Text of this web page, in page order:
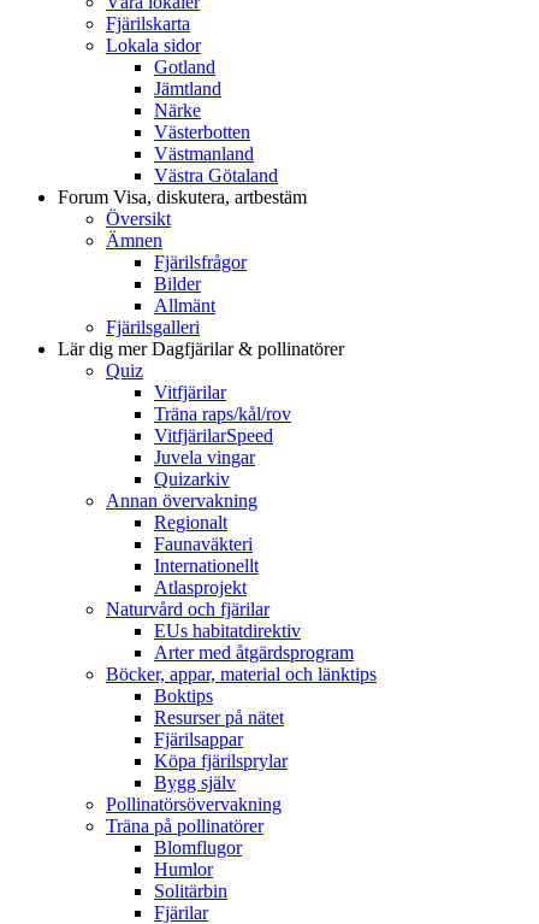
Fjärilskarta
Lokala sidor
Gotland
Jämtland
Närke
Västerbotten
Västmanland
Västra Götaland
Forum Visa, diskutera, artbestäm
Översikt
Ämnen
Fjärilsfrågor
Bilder
Allmänt
Fjärilsgalleri
Lär dig merDagfjärilar & pollinatörer
Quiz
Vitfjärilar
Träna raps/kål/rov
VitfjärilarSpeed
Juvela vingar
Quizarkiv
Annan övervakning
Regionalt
Faunaväkteri
Internationellt
Atlasprojekt
Naturvård och fjärilar
EUs habitatdirektiv
Arter med åtgärdsprogram
Böcker, appar, material och länktips
Boktips
Resurser på nätet
Fjärilsappar
Köpa fjärilsprylar
Bygg själv
Pollinatörsövervakning
Träna på pollinatörer
Blomflugor
Humlor
Solitärbin
Fjärilar